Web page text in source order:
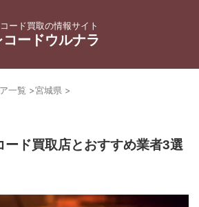
ード買取の情報サイト
コードウルナラ
一覧 >宮城県 >
ード買取店とおすすめ業者3選